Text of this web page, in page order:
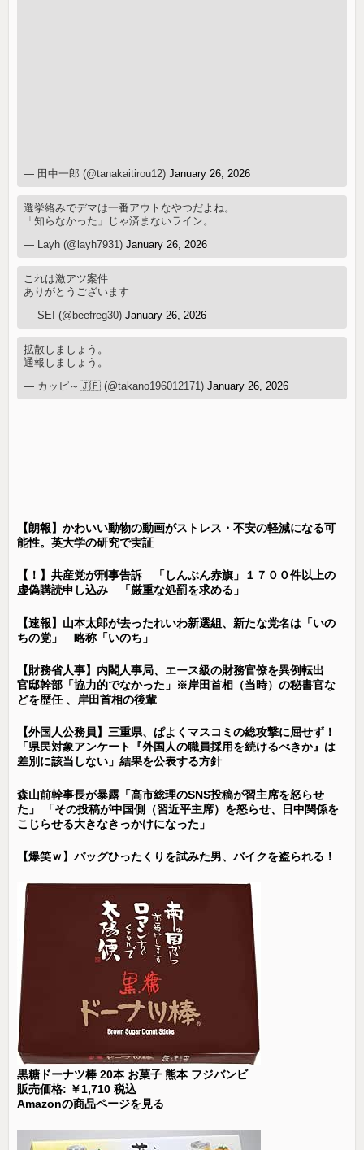
— 田中一郎 (@tanakaitirou12)January 26, 2026
選挙絡みでデマは一番アウトなやつだよね。
「知らなかった」じゃ済まないライン。
— Layh (@layh7931)January 26, 2026
これは激アツ案件
ありがとうございます
— SEI (@beefreg30)January 26, 2026
拡散しましょう。
通報しましょう。
— カッピ～🇯🇵 (@takano196012171)January 26, 2026
【朗報】かわいい動物の動画がストレス・不安の軽減になる可
能性。英大学の研究で実証
【！】共産党が刑事告訴 「しんぶん赤旗」１７００件以上の
虚偽購読申し込み 「厳重な処罰を求める」
【速報】山本太郎が去ったれいわ新選組、新たな党名は「いの
ちの党」 略称「いのち」
【財務省人事】内閣人事局、エース級の財務官僚を異例転出
官邸幹部「協力的でなかった」※岸田首相（当時）の秘書官な
どを歴任 、岸田首相の後輩
【外国人公務員】三重県、ぱよくマスコミの総攻撃に屈せず！
「県民対象アンケート『外国人の職員採用を続けるべきか』は
差別に該当しない」結果を公表する方針
森山前幹事長が暴露「高市総理のSNS投稿が習主席を怒らせ
た」 「その投稿が中国側（習近平主席）を怒らせ、日中関係を
こじらせる大きなきっかけになった」
【爆笑ｗ】バッグひったくりを試みた男、バイクを盗られる！
黒糖ドーナツ棒 20本 お菓子 熊本 フジバンビ
販売価格: ￥1,710 税込
Amazonの商品ページを見る